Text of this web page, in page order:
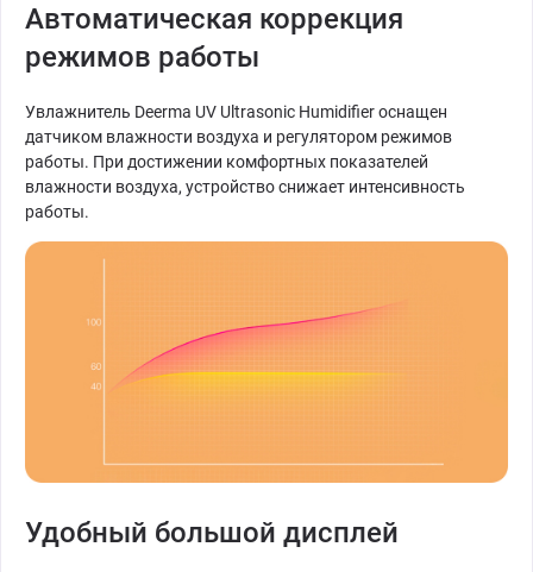
Автоматическая коррекция
режимов работы
Увлажнитель Deerma UV Ultrasonic Humidifier оснащен
датчиком влажности воздуха и регулятором режимов
работы. При достижении комфортных показателей
влажности воздуха, устройство снижает интенсивность
работы.
Удобный большой дисплей